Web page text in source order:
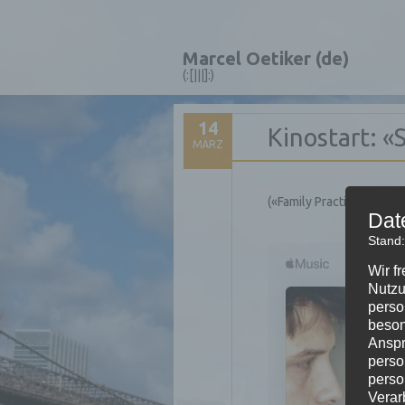
Marcel Oetiker (de)
(:[|||]:)
14
MÄRZ Kinostart:
(«Family Practice»)
Wir